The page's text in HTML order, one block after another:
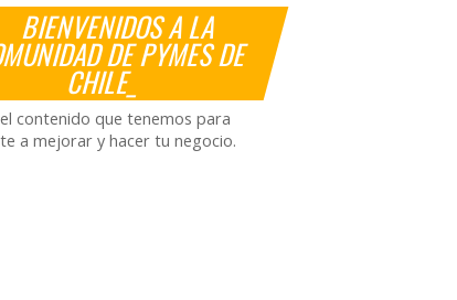
BIENVENIDOS A LA
DE PYMES DE
CHILE_
el contenido que tenemos para
a mejorar y hacer tu negocio.